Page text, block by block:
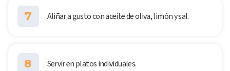
7 Aliñar a gusto con aceite de oliva, limón y sal.
8 Servir en platos individuales.